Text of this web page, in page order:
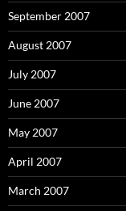
September 2007
August 2007
July 2007
June 2007
May 2007
April 2007
March 2007